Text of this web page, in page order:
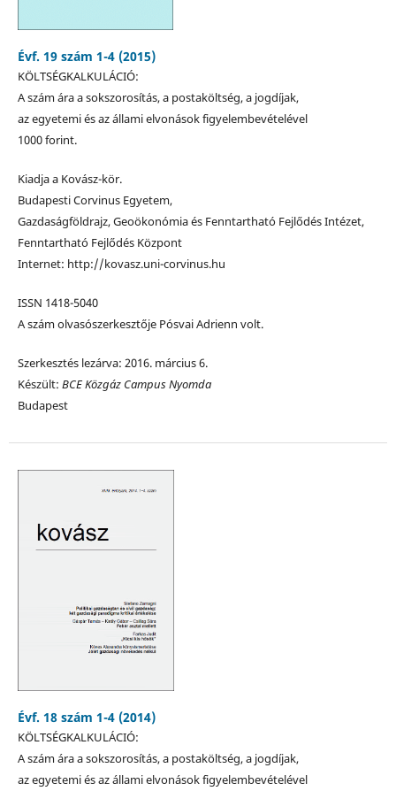
Évf. 19 szám 1-4 (2015)
KÖLTSÉGKALKULÁCIÓ:
A szám ára a sokszorosítás, a postaköltség, a jogdíjak,
az egyetemi és az állami elvonások figyelembevételével
1000 forint.
Kiadja a Kovász-kör.
Budapesti Corvinus Egyetem,
Gazdaságföldrajz, Geoökonómia és Fenntartható Fejlődés Intézet,
Fenntartható Fejlődés Központ
Internet: http://kovasz.uni-corvinus.hu
ISSN 1418-5040
A szám olvasószerkesztője Pósvai Adrienn volt.
Szerkesztés lezárva: 2016. március 6.
Készült: BCE Közgáz Campus Nyomda
Budapest
Évf. 18 szám 1-4 (2014)
KÖLTSÉGKALKULÁCIÓ:
A szám ára a sokszorosítás, a postaköltség, a jogdíjak,
az egyetemi és az állami elvonások figyelembevételével